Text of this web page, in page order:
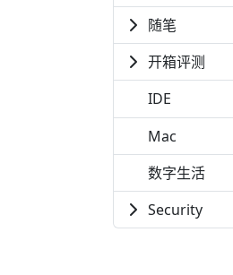
随笔
开箱评测
IDE
Mac
数字生活
Security